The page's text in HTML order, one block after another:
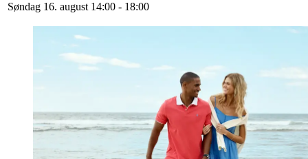
Søndag 16. august 14:00 - 18:00